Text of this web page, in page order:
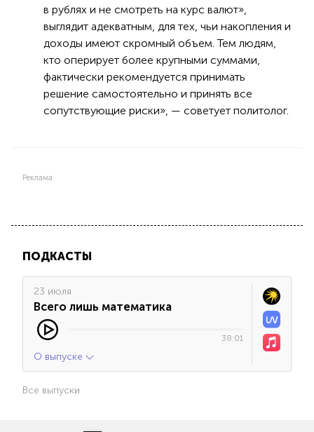
в рублях и не смотреть на курс валют»,
выглядит адекватным, для тех, чьи накопления и
доходы имеют скромный объем. Тем людям,
кто оперирует более крупными суммами,
фактически рекомендуется принимать
решение самостоятельно и принять все
сопутствующие риски», — советует политолог.
Реклама
ПОДКАСТЫ
23 июля
Всего лишь математика
38:01
О выпуске
Все выпуски